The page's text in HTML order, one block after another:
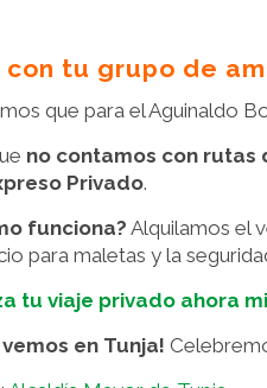
con tu grupo de
que para el Aguinaldo
no contamos con rutas
Privado.
funciona?Alquilamos el
para maletas y la
tu viaje privado ahora
vemos en Tunja!